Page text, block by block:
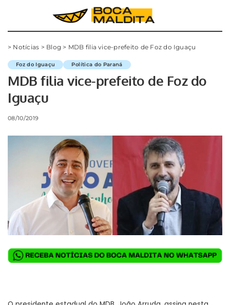
> Notícias > Blog > MDB filia vice-prefeito de Foz do Iguaçu
Foz do Iguaçu Política do Paraná
MDB filia vice-prefeito de Foz do
Iguaçu
08/10/2019